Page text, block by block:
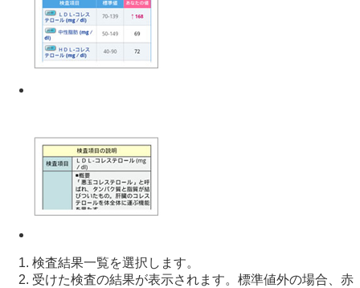
検査結果一覧を選択します。
受けた検査の結果が表示されます。標準値外の場合、赤